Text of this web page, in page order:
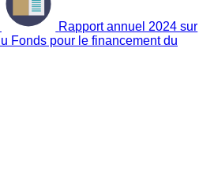
Rapport annuel 2024 sur
Fonds pour le financement du